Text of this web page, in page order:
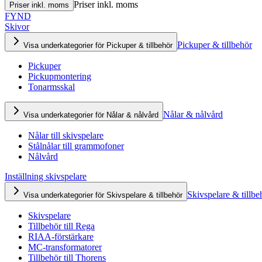
Priser inkl. moms Priser inkl. moms
FYND
Skivor
Visa underkategorier för Pickuper & tillbehör Pickuper & tillbehör
Pickuper
Pickupmontering
Tonarmsskal
Visa underkategorier för Nålar & nålvård Nålar & nålvård
Nålar till skivspelare
Stålnålar till grammofoner
Nålvård
Inställning skivspelare
Visa underkategorier för Skivspelare & tillbehör Skivspelare &
Skivspelare
Tillbehör till Rega
RIAA-förstärkare
MC-transformatorer
Tillbehör till Thorens